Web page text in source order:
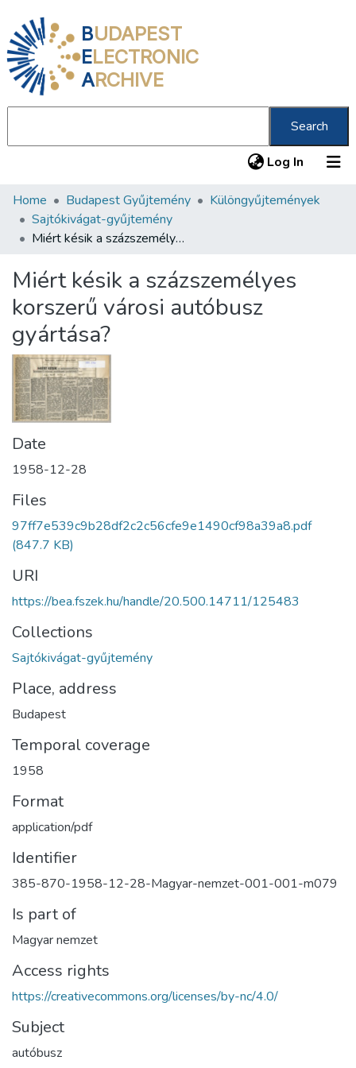
BUDAPEST
ELECTRONIC
ARCHIVE
Search
Log In (current)
Communities & Collections
All of DSpace
About us
Home Budapest Gyűjtemény
Különgyűjtemények
Sajtókivágat-gyűjtemény
Miért késik a százszemélyes korszerű városi autóbusz gyártása?
Miért késik a százszemélyes
korszerű városi autóbusz
gyártása?
Date
1958-12-28
Files
97ff7e539c9b28df2c2c56cfe9e1490cf98a39a8.pdf
(847.7 KB)
URI
https://bea.fszek.hu/handle/20.500.14711/125483
Collections
Sajtókivágat-gyűjtemény
Place, address
Budapest
Temporal coverage
1958
Format
application/pdf
Identifier
385-870-1958-12-28-Magyar-nemzet-001-001-m079
Is part of
Magyar nemzet
Access rights
https://creativecommons.org/licenses/by-nc/4.0/
Subject
autóbusz